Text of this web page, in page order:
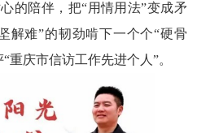
的陪伴，把“用情用法”变成矛
解难”的韧劲啃下一个个“硬骨
重庆市信访工作先进个人”。